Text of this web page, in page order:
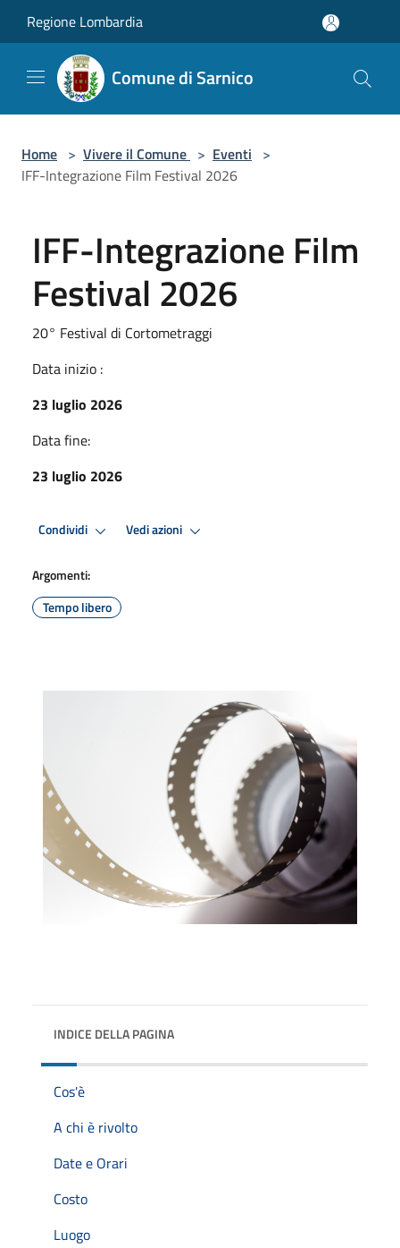
Regione Lombardia
Comune di Sarnico
Home > Vivere il Comune > Eventi >
IFF-Integrazione Film Festival 2026
IFF-Integrazione Film
Festival 2026
20° Festival di Cortometraggi
Data inizio :
23 luglio 2026
Data fine:
23 luglio 2026
Condividi Vedi azioni
Argomenti:
Tempo libero
INDICE DELLA PAGINA
Cos'è
A chi è rivolto
Date e Orari
Costo
Luogo